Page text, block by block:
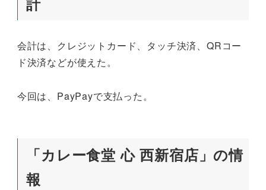
会計は、クレジットカード、タッチ決済、QRコー
ド決済などが使えた。
今回は、PayPayで支払った。
「カレー食堂 心 西新宿店」の情
報